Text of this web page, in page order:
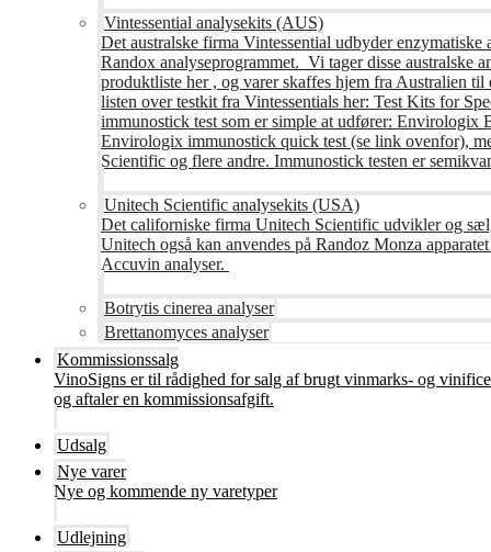
Vintessential analysekits (AUS)
Det australske firma Vintessential udbyder
Randox analyseprogrammet. Vi tager disse australske
produktliste her , og varer skaffes hjem fra Australien
listen over testkit fra Vintessentials her: Test Kits for
immunostick test som er simple at udfører: Envirologix
Envirologix immunostick quick test (se link ovenfor),
Scientific og flere andre. Immunostick testen er
Unitech Scientific analysekits (USA)
Det californiske firma Unitech Scientific udvikler og
Unitech også kan anvendes på Randoz Monza
Accuvin analyser.
Botrytis cinerea analyser
Brettanomyces analyser
Kommissionssalg
VinoSigns er til rådighed for salg af brugt vinmarks- og
og aftaler en kommissionsafgift.
Udsalg
Nye varer
Nye og kommende ny varetyper
Udlejning